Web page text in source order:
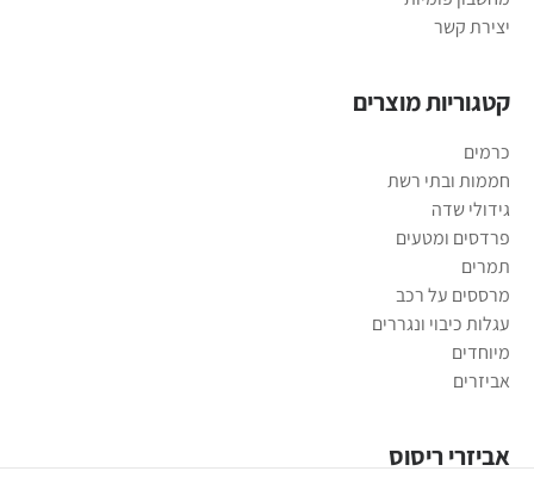
יצירת קשר
קטגוריות מוצרים
כרמים
חממות ובתי רשת
גידולי שדה
פרדסים ומטעים
תמרים
מרססים על רכב
עגלות כיבוי ונגררים
מיוחדים
אביזרים
אביזרי ריסוס